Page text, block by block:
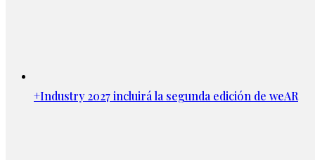
+Industry 2027 incluirá la segunda edición de weAR